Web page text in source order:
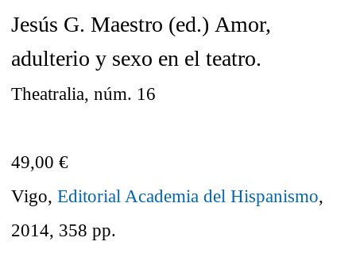
Jesús G. Maestro (ed.) Amor,
adulterio y sexo en el teatro.
Theatralia, núm. 16
49,00 €
Vigo, Editorial Academia del Hispanismo,
2014, 358 pp.